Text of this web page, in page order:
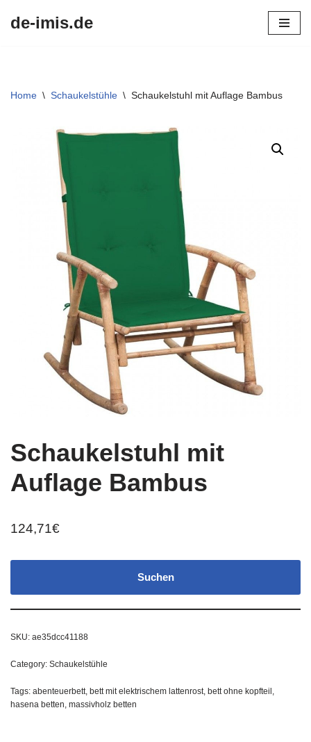
de-imis.de
Home \ Schaukelstühle \ Schaukelstuhl mit Auflage Bambus
Schaukelstuhl mit
Auflage Bambus
124,71€
Suchen
SKU: ae35dcc41188
Category: Schaukelstühle
Tags: abenteuerbett, bett mit elektrischem lattenrost, bett ohne kopfteil ,
hasena betten, massivholz betten